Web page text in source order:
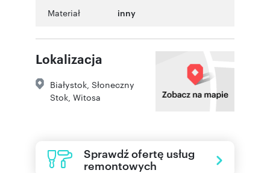
Materiał inny
Lokalizacja
Białystok Słoneczny
Stok Witosa
Sprawdź ofertę usług
remontowych